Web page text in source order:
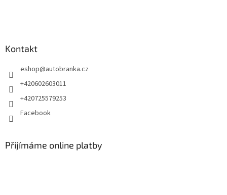
Kontakt
eshop@autobranka.cz
+420602603011
+420725579253
Facebook
Přijímáme online platby